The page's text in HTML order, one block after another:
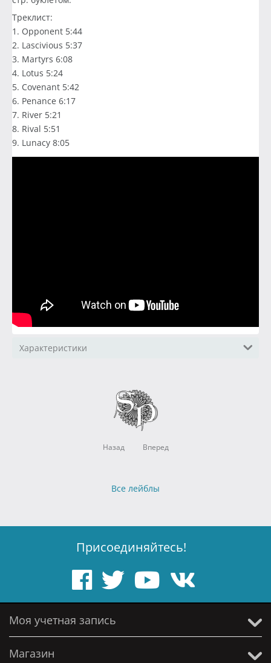
Треклист:
1. Opponent 5:44
2. Lascivious 5:37
3. Martyrs 6:08
4. Lotus 5:24
5. Covenant 5:42
6. Penance 6:17
7. River 5:21
8. Rival 5:51
9. Lunacy 8:05
Характеристики
Назад Вперед
Все лейблы
Присоединяйтесь!
Моя учетная запись
Магазин